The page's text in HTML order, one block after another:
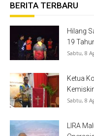
BERITA TERBARU
Hilang
19
Sabtu, 8
Ketua
Sabtu, 8
LIRA